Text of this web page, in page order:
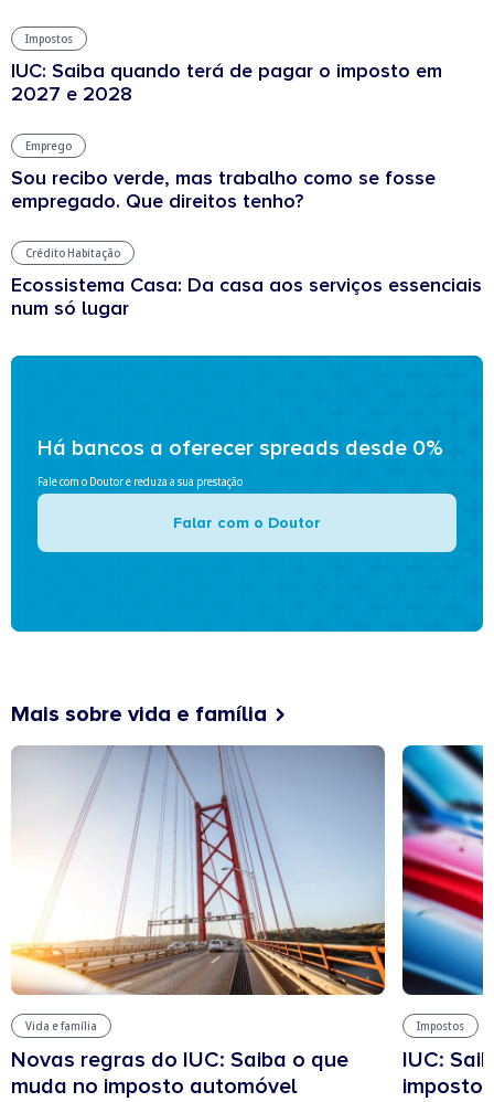
Impostos
IUC: Saiba quando terá de pagar o imposto em
2027 e 2028
Emprego
Sou recibo verde, mas trabalho como se fosse
empregado. Que direitos tenho?
Crédito Habitação
Ecossistema Casa: Da casa aos serviços essenciais
num só lugar
Há bancos a oferecer spreads desde 0%
Fale com o Doutor e reduza a sua prestação
Falar com o Doutor
Mais sobre vida e família
Vida e família
Novas regras do IUC: Saiba o que
muda no imposto automóvel
Impostos
IUC:
imposto